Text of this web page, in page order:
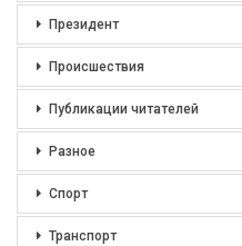
Президент
Происшествия
Публикации читателей
Разное
Спорт
Транспорт